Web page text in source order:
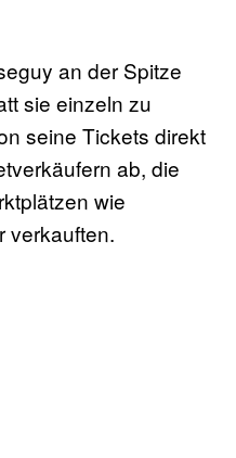
an der Spitze
sie einzeln zu
seine Tickets direkt
ab, die
wie
verkauften.